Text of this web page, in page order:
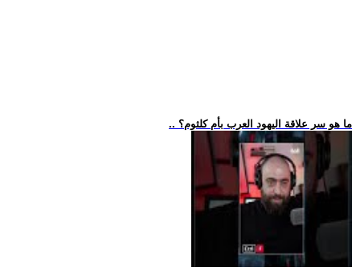
.. ما هو سر علاقة اليهود العرب بأم كلثوم؟